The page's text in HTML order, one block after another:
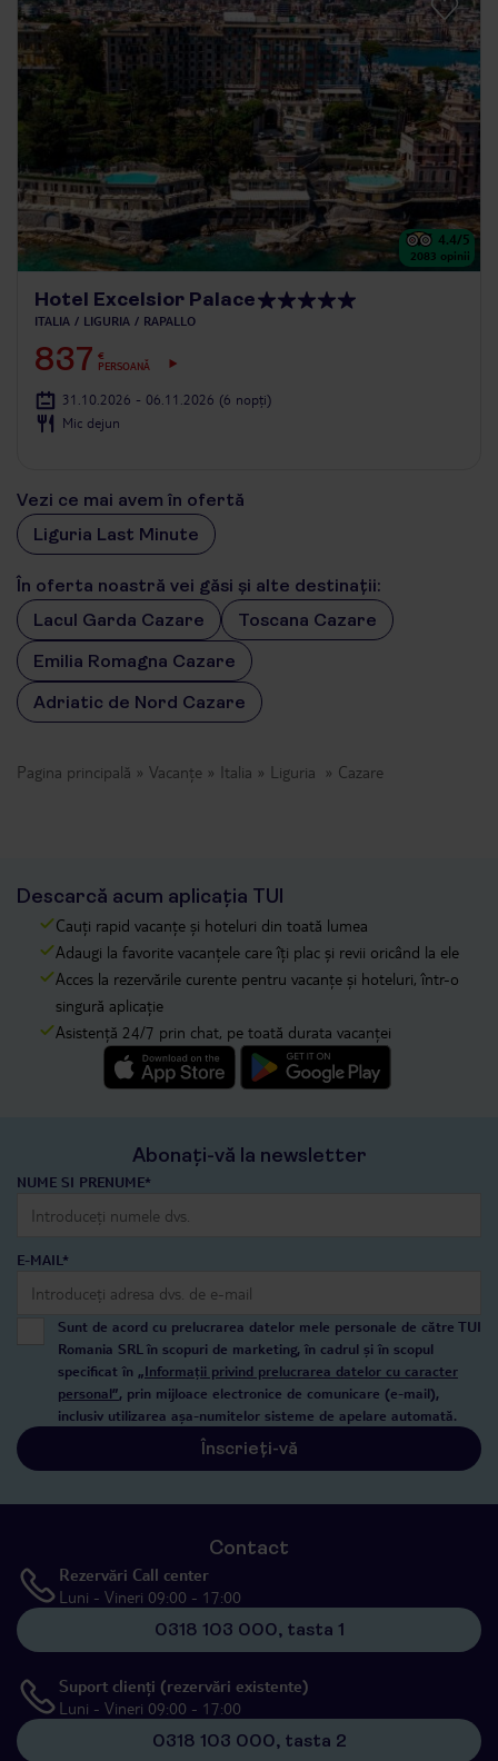
4.4/5
2083 opinii
Hotel Excelsior Palace
ITALIA LIGURIA RAPALLO
837 €
PERSOANĂ
31.10.2026 - 06.11.2026 (6 nopți)
Mic dejun
Vezi ce mai avem în ofertă
Liguria Last Minute
În oferta noastră vei găsi și alte destinații:
Lacul Garda Cazare
Toscana Cazare
Emilia Romagna Cazare
Adriatic de Nord Cazare
Pagina principală Vacanțe Italia Liguria Cazare
Descarcă acum aplicația TUI
Cauți rapid vacanțe și hoteluri din toată lumea
Adaugi la favorite vacanțele care îți plac și revii oricând la ele
Acces la rezervările curente pentru vacanțe și hoteluri, într-o
singură aplicație
Asistență 24/7 prin chat, pe toată durata vacanței
Abonați-vă la newsletter
NUME SI PRENUME*
E-MAIL*
Sunt de acord cu prelucrarea datelor mele personale de către TUI
Romania SRL în scopuri de marketing, în cadrul și în scopul
specificat în „Informații privind prelucrarea datelor cu caracter
personal”, prin mijloace electronice de comunicare (e-mail),
inclusiv utilizarea așa-numitelor sisteme de apelare automată.
Înscrieți-vă
Contact
Rezervări Call center
Luni - Vineri 09:00 - 17:00
0318 103 000, tasta 1
Suport clienți (rezervări existente)
Luni - Vineri 09:00 - 17:00
0318 103 000, tasta 2